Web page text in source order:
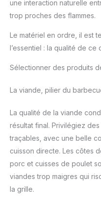
ensemble d'outils de grill est
un cadeau idéal pour les
chefs et les amateurs de
parfait pour la fête des pères,
Thanksgiving, Noël et autres
occasions pour votre père,
donner aux gens.
une interaction naturelle
trop proches des flammes.
Le matériel en ordre, il est
l’essentiel : la qualité de ce
Sélectionner des produits
La viande, pilier du
La qualité de la viande
résultat final. Privilégiez
traçables, avec une belle
cuisson directe. Les côtes
porc et cuisses de poulet
viandes trop maigres qui
la grille.